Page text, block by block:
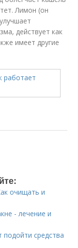
Лимон (он
действует как
имеет другие
очищать и
- лечение и
средства